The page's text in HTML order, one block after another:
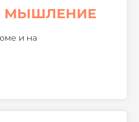
МЫШЛЕНИЕ
и на